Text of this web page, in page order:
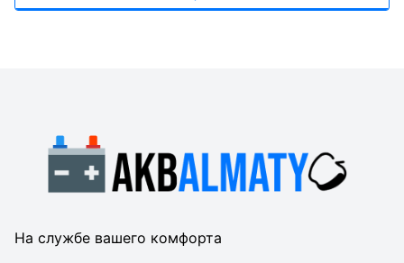
На службе вашего комфорта